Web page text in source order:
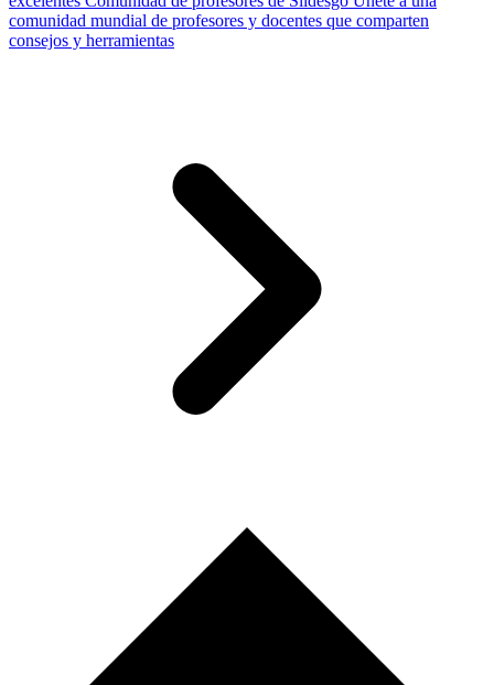
comunidad mundial de profesores y docentes que comparten
consejos y herramientas